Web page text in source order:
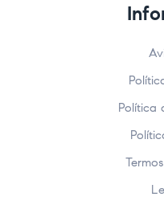
Política